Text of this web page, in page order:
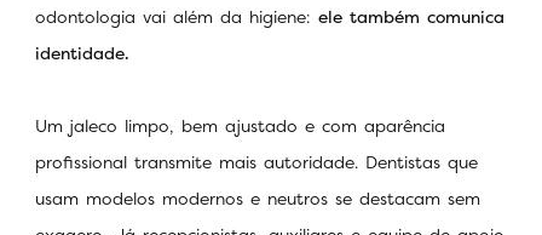
odontologia vai além da higiene: ele também comunica
identidade.
Um jaleco limpo, bem ajustado e com aparência
profissional transmite mais autoridade. Dentistas que
usam modelos modernos e neutros se destacam sem